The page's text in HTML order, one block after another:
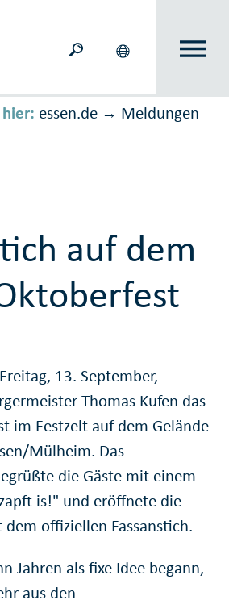
essen.de → Meldungen
auf dem
13. September,
Thomas Kufen das
im Festzelt auf dem Gelände
Mülheim. Das
die Gäste mit einem
is!" und eröffnete die
offiziellen Fassanstich.
Jahren als fixe Idee begann,
aus den